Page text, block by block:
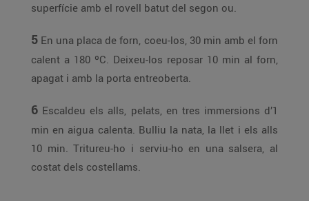
superfície amb el rovell batut del segon ou.
5 En una placa de forn, coeu-los, 30 min amb el forn
calent a 180 ºC. Deixeu-los reposar 10 min al forn,
apagat i amb la porta entreoberta.
6 Escaldeu els alls, pelats, en tres immersions d’1
min en aigua calenta. Bulliu la nata, la llet i els alls
10 min. Tritureu-ho i serviu-ho en una salsera, al
costat dels costellams.